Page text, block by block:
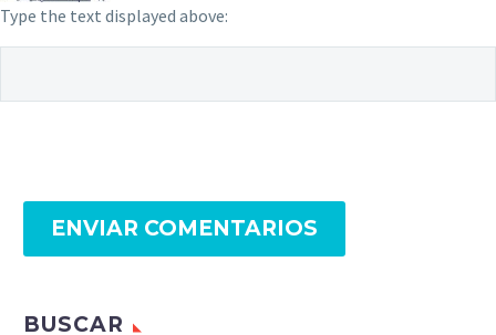
Type the text displayed above:
ENVIAR COMENTARIOS
BUSCAR